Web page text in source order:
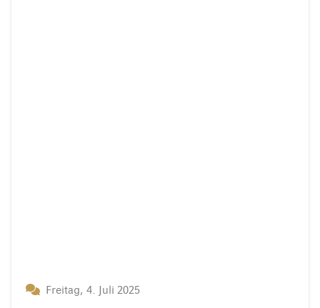
Freitag, 4. Juli 2025